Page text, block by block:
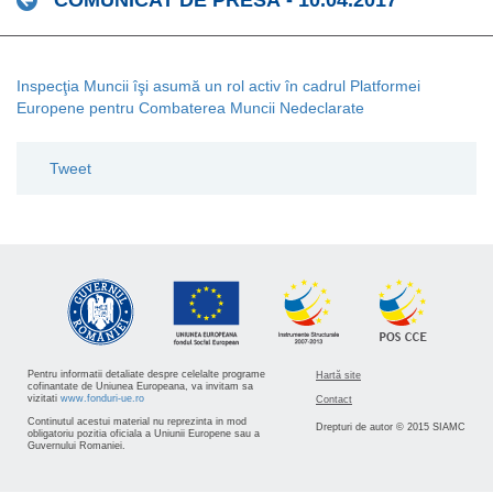
Inspecţia Muncii îşi asumă un rol activ în cadrul Platformei
Europene pentru Combaterea Muncii Nedeclarate
Tweet
Pentru informatii detaliate despre celelalte programe
cofinantate de Uniunea Europeana, va invitam sa
vizitati www.fonduri-ue.ro
Continutul acestui material nu reprezinta in mod
obligatoriu pozitia oficiala a Uniunii Europene sau a
Guvernului Romaniei.
Hartă site
Contact
Drepturi de autor © 2015 SIAMC